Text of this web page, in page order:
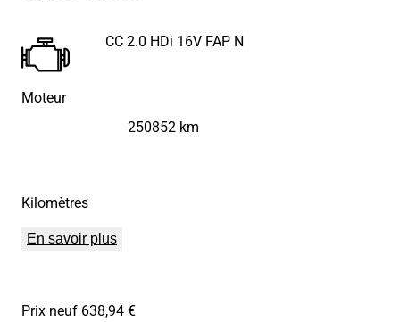
Moteur
CC 2.0 HDi 16V FAP N
Kilomètres
250852 km
En savoir plus
Prix neuf 638,94 €